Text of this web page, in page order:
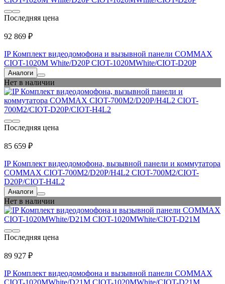
Последняя цена
92 869 ₽
IP Комплект видеодомофона и вызывной панели COMMAX
CIOT-1020M White/D20P CIOT-1020MWhite/CIOT-D20P
Аналоги
Нет в наличии
Последняя цена
85 659 ₽
IP Комплект видеодомофона, вызывной панели и коммутатора
COMMAX CIOT-700M2/D20P/H4L2 CIOT-700M2/CIOT-
D20P/CIOT-H4L2
Аналоги
Нет в наличии
Последняя цена
89 927 ₽
IP Комплект видеодомофона и вызывной панели COMMAX
CIOT-1020MWhite/D21M CIOT-1020MWhite/CIOT-D21M